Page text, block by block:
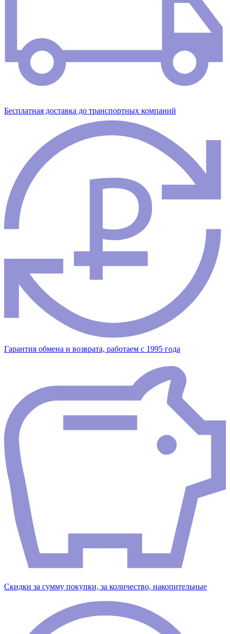
Бесплатная доставка до транспортных компаний
Гарантия обмена и возврата, работаем с 1995 года
Скидки за сумму покупки, за количество, накопительные